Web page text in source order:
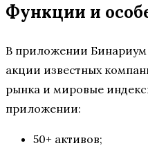
Функции и
В приложении
акции известных
рынка и мировые
приложении:
50+ активов;